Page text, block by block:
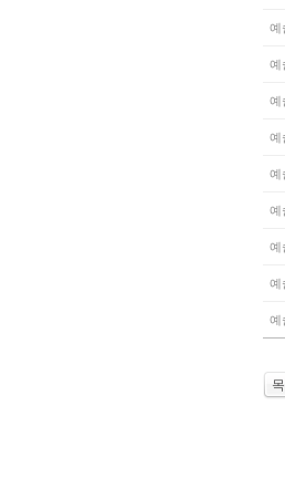
예
예
예
예
예
예
예
예
예